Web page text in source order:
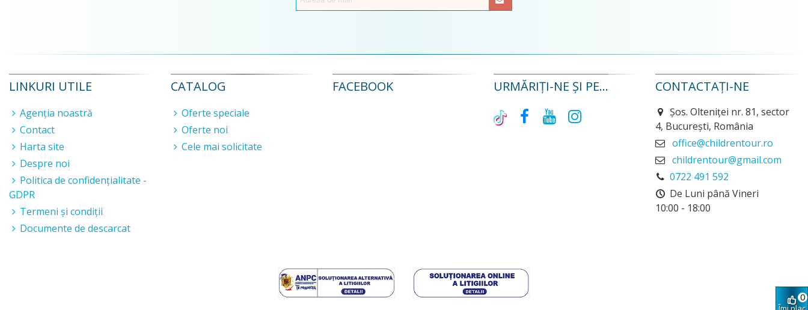
LINKURI UTILE
Agenția noastră
Contact
Harta site
Despre noi
Politica de confidențialitate -
GDPR
Termeni și condiții
Documente de descarcat
CATALOG
Oferte speciale
Oferte noi
Cele mai solicitate
FACEBOOK URMĂRIȚI-NE ȘI PE... CONTACTAȚI-NE
Șos. Olteniței nr. 81, sector
4, București, România
office@childrentour.ro
childrentour@gmail.com
0722 491 592
De Luni până Vineri
10:00 - 18:00
0